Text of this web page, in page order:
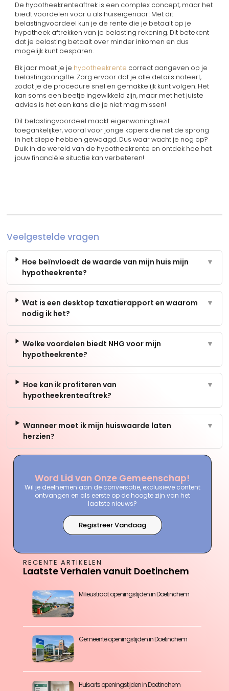
De hypotheekrenteaftrek is een complex concept, maar het
biedt voordelen voor u als huiseigenaar! Met dit
belastingvoordeel kun je de rente die je betaalt op je
hypotheek aftrekken van je belasting rekening. Dit betekent
dat je belasting betaalt over minder inkomen en dus
mogelijk kunt besparen.
Elk jaar moet je je hypotheekrente correct aangeven op je
belastingaangifte. Zorg ervoor dat je alle details noteert,
zodat je de procedure snel en gemakkelijk kunt volgen. Het
kan soms een beetje ingewikkeld zijn, maar met het juiste
advies is het een kans die je niet mag missen!
Dit belastingvoordeel maakt eigenwoningbezit
toegankelijker, vooral voor jonge kopers die net de sprong
in het diepe hebben gewaagd. Dus waar wacht je nog op?
Duik in de wereld van de hypotheekrente en ontdek hoe het
jouw financiële situatie kan verbeteren!
Veelgestelde vragen
Hoe beïnvloedt de waarde van mijn huis mijn
hypotheekrente?
▼
Wat is een desktop taxatierapport en waarom
nodig ik het?
▼
Welke voordelen biedt NHG voor mijn
hypotheekrente?
▼
Hoe kan ik profiteren van
hypotheekrenteaftrek?
▼
Wanneer moet ik mijn huiswaarde laten
herzien?
▼
Word Lid van Onze Gemeenschap!
Wil je deelnemen aan de conversatie, exclusieve content
ontvangen en als eerste op de hoogte zijn van het
laatste nieuws?
Registreer Vandaag
RECENTE ARTIKELEN
Laatste Verhalen vanuit Doetinchem
Milieustraat openingstijden in Doetinchem
Gemeente openingstijden in Doetinchem
Huisarts openingstijden in Doetinchem